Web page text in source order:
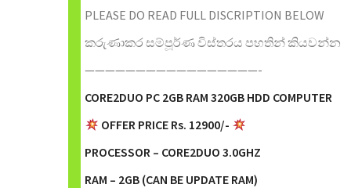
PLEASE DO READ FULL DISCRIPTION BELOW
කරුණාකර සම්පූර්ණ විස්තරය පහතින් කියවන්න
—————————————————-
CORE2DUO PC 2GB RAM 320GB HDD COMPUTER
OFFER PRICE Rs. 12900/-
PROCESSOR – CORE2DUO 3.0GHZ
RAM – 2GB (CAN BE UPDATE RAM)